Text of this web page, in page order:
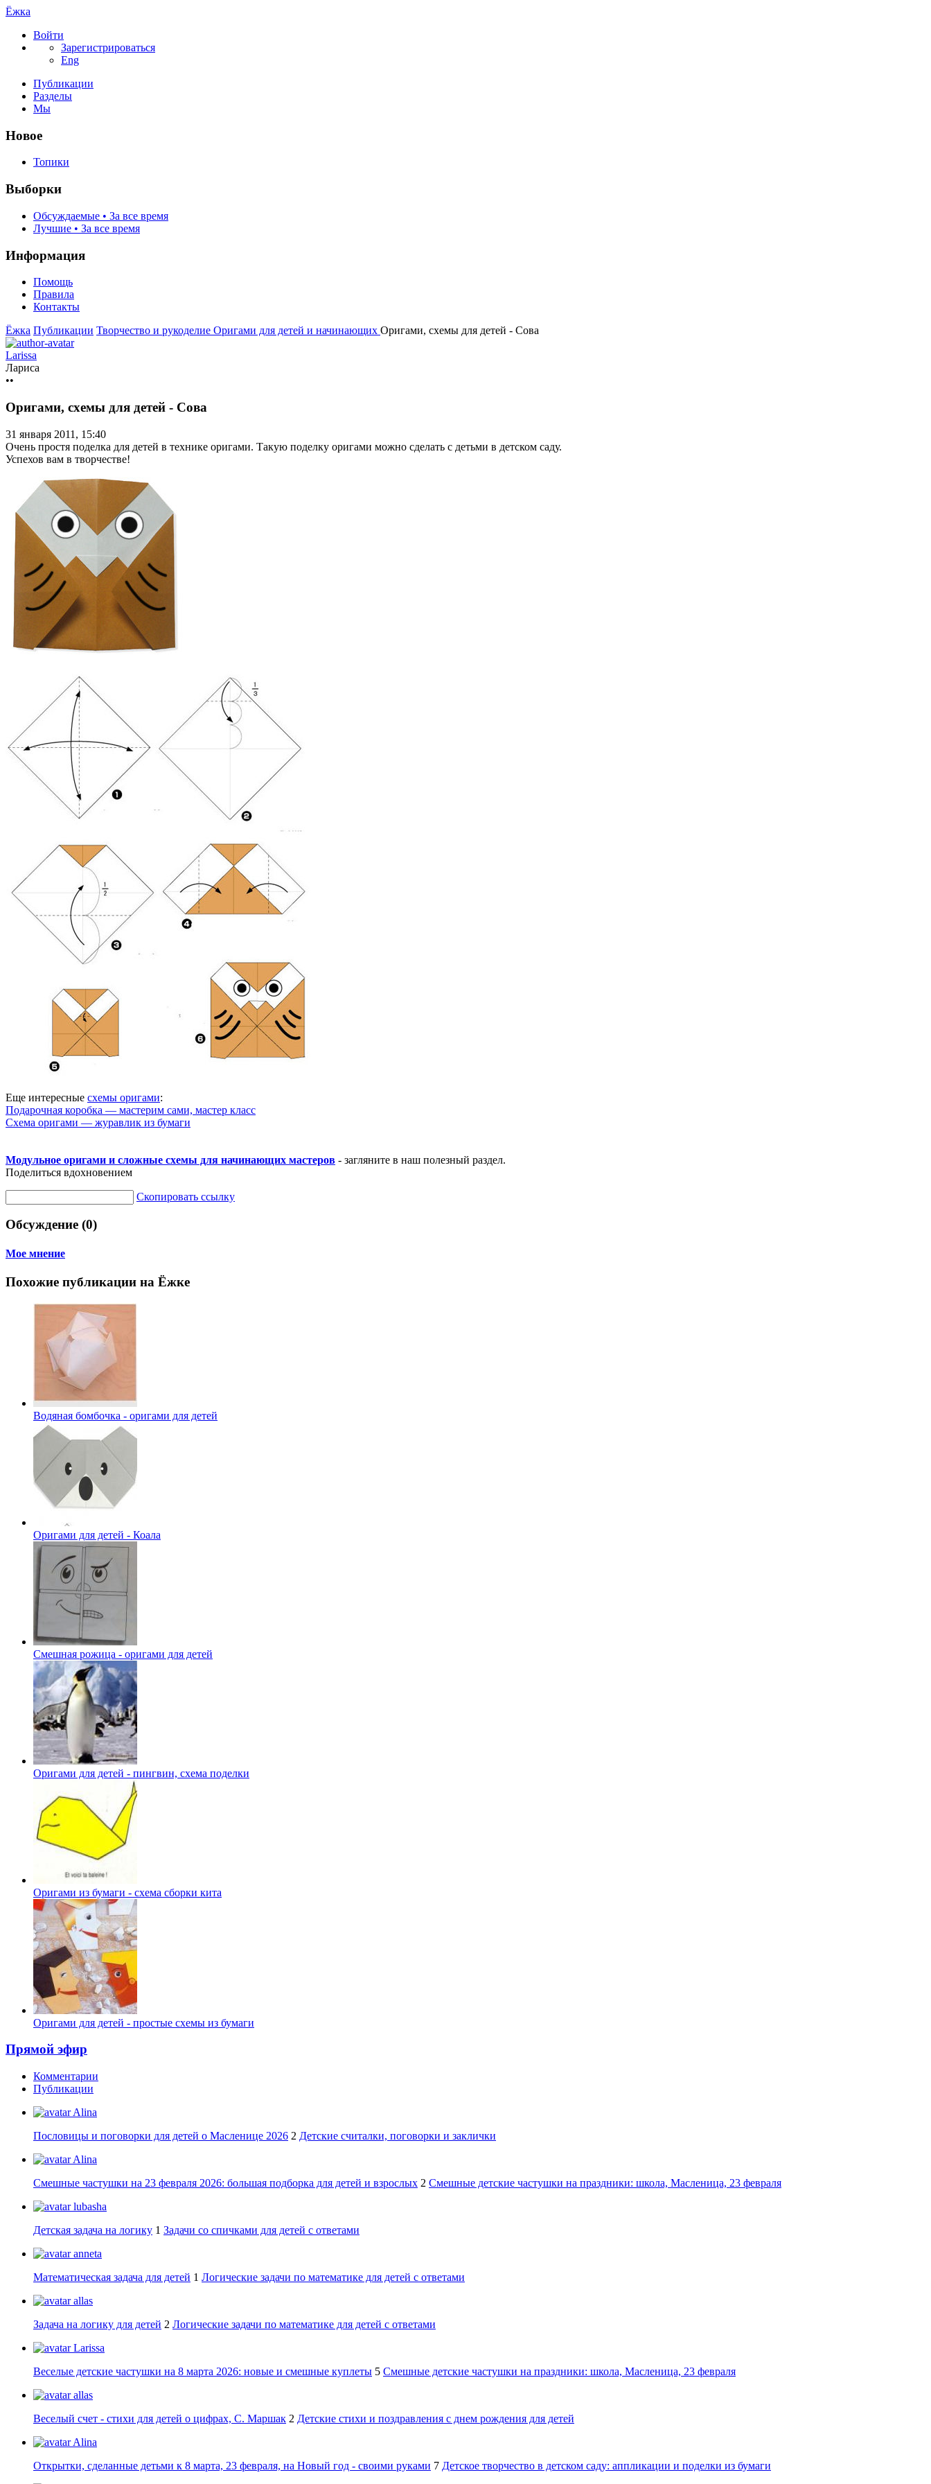
Ёжка
Войти
Зарегистрироваться
Eng
Публикации
Разделы
Мы
Новое
Топики
Выборки
Обсуждаемые • За все время
Лучшие • За все время
Информация
Помощь
Правила
Контакты
Ёжка Публикации Творчество и рукоделие Оригами для детей и начинающих Оригами, схемы для детей - Сова
Larissa
Лариса
••
Оригами, схемы для детей - Сова
31 января 2011, 15:40
Очень простя поделка для детей в технике оригами. Такую поделку оригами можно сделать с детьми в детском саду.
Успехов вам в творчестве!
Еще интересные схемы оригами:
Подарочная коробка — мастерим сами, мастер класс
Схема оригами — журавлик из бумаги
Модульное оригами и сложные схемы для начинающих мастеров - загляните в наш полезный раздел.
Поделиться вдохновением
Скопировать ссылку
Обсуждение (0)
Мое мнение
Похожие публикации на Ёжке
Водяная бомбочка - оригами для детей
Оригами для детей - Коала
Смешная рожица - оригами для детей
Оригами для детей - пингвин, схема поделки
Оригами из бумаги - схема сборки кита
Оригами для детей - простые схемы из бумаги
Прямой эфир
Комментарии
Публикации
Alina
Пословицы и поговорки для детей о Масленице 2026 2 Детские считалки, поговорки и заклички
Alina
Смешные частушки на 23 февраля 2026: большая подборка для детей и взрослых 2 Смешные детские частушки на праздники: школа, Масленица, 23 февраля
lubasha
Детская задача на логику 1 Задачи со спичками для детей с ответами
anneta
Математическая задача для детей 1 Логические задачи по математике для детей с ответами
allas
Задача на логику для детей 2 Логические задачи по математике для детей с ответами
Larissa
Веселые детские частушки на 8 марта 2026: новые и смешные куплеты 5 Смешные детские частушки на праздники: школа, Масленица, 23 февраля
allas
Веселый счет - стихи для детей о цифрах, С. Маршак 2 Детские стихи и поздравления с днем рождения для детей
Alina
Открытки, сделанные детьми к 8 марта, 23 февраля, на Новый год - своими руками 7 Детское творчество в детском саду: аппликации и поделки из бумаги